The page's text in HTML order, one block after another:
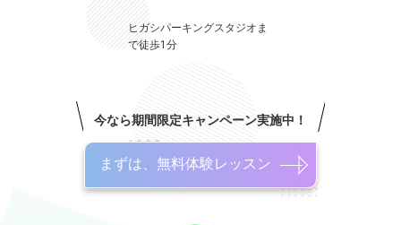
ヒガシパーキングスタジオま
で徒歩1分
今なら期間限定キャンペーン実施中！
まずは、無料体験レッスン